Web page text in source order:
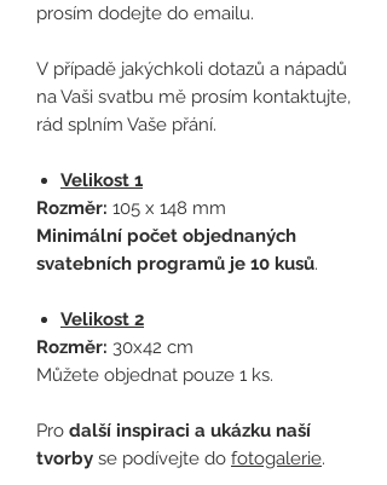
prosím dodejte do emailu.
V případě jakýchkoli dotazů a nápadů
na Vaši svatbu mě prosím kontaktujte,
rád splním Vaše přání.
Velikost 1
Rozměr: 105 x 148 mm
Minimální počet objednaných
svatebních programů je 10 kusů.
Velikost 2
Rozměr: 30x42 cm
Můžete objednat pouze 1 ks.
Pro další inspiraci a ukázku naší
tvorby se podívejte do fotogalerie.